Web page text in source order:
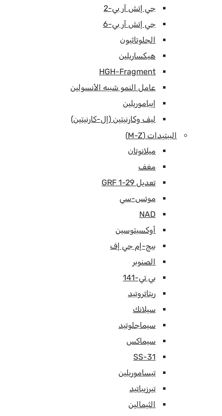
جي إتش آر بي-2
جي إتش آر بي-6
الجلوتاثيون
هيكساريلين
HGH-Fragment
عامل النمو شبيه الأنسولين
إيباموريلين
ليف وكارنيتين (إل-كارنيتين)
الببتيدات (M-Z)
ميلانوتان
مغف
تعديل GRF 1-29
موتس-سي
NAD
أوكسيتوسين
بيج-إم جي إف
الصنوبر
بي تي-141
ريتاتروتيد
سيلانك
سيماجلوتيد
سيماكس
SS-31
تيساموريلين
تيرزيباتيد
الثيمالين